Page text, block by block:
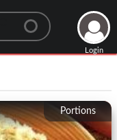
Login
Portions